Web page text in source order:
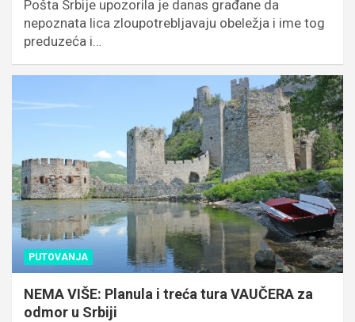
Pošta Srbije upozorila je danas građane da
nepoznata lica zloupotrebljavaju obeležja i ime tog
preduzeća i…
PUTOVANJA
NEMA VIŠE: Planula i treća tura VAUČERA za
odmor u Srbiji